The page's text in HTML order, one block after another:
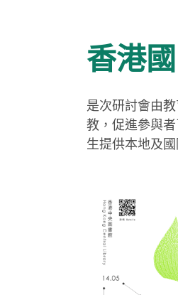
香港
是次研討會由
教，促進參與
生提供本地及